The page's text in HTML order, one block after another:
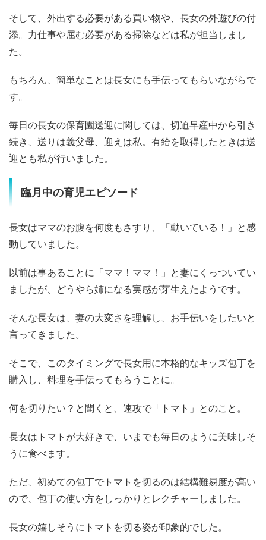
そして、外出する必要がある買い物や、長女の外遊びの付
添。力仕事や屈む必要がある掃除などは私が担当しまし
た。
もちろん、簡単なことは長女にも手伝ってもらいながらで
す。
毎日の長女の保育園送迎に関しては、切迫早産中から引き
続き、送りは義父母、迎えは私。有給を取得したときは送
迎とも私が行いました。
臨月中の育児エピソード
長女はママのお腹を何度もさすり、「動いている！」と感
動していました。
以前は事あることに「ママ！ママ！」と妻にくっついてい
ましたが、どうやら姉になる実感が芽生えたようです。
そんな長女は、妻の大変さを理解し、お手伝いをしたいと
言ってきました。
そこで、このタイミングで長女用に本格的なキッズ包丁を
購入し、料理を手伝ってもらうことに。
何を切りたい？と聞くと、速攻で「トマト」とのこと。
長女はトマトが大好きで、いまでも毎日のように美味しそ
うに食べます。
ただ、初めての包丁でトマトを切るのは結構難易度が高い
ので、包丁の使い方をしっかりとレクチャーしました。
長女の嬉しそうにトマトを切る姿が印象的でした。